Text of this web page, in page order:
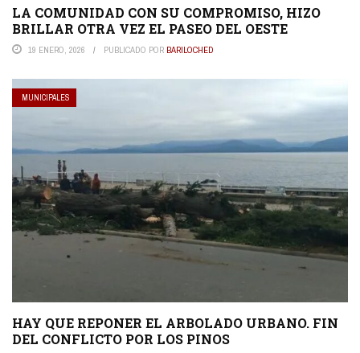
LA COMUNIDAD CON SU COMPROMISO, HIZO
BRILLAR OTRA VEZ EL PASEO DEL OESTE
19 ENERO, 2026 PUBLICADO POR BARILOCHED
MUNICIPALES
HAY QUE REPONER EL ARBOLADO URBANO. FIN
DEL CONFLICTO POR LOS PINOS